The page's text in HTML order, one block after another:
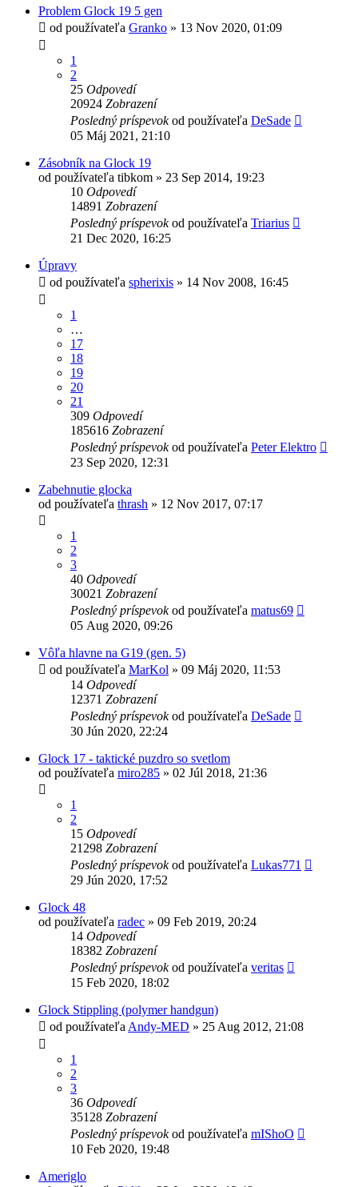
Problem Glock 19 5 gen
od používateľa Granko » 13 Nov 2020, 01:09
1
2
25 Odpovedí
20924 Zobrazení
Posledný príspevokod používateľa DeSade
05 Máj 2021, 21:10
Zásobník na Glock 19
od používateľa tibkom » 23 Sep 2014, 19:23
10 Odpovedí
14891 Zobrazení
Posledný príspevokod používateľa Triarius
21 Dec 2020, 16:25
Úpravy
od používateľa spherixis » 14 Nov 2008, 16:45
1
…
17
18
19
20
21
309 Odpovedí
185616 Zobrazení
Posledný príspevokod používateľa Peter Elektro
23 Sep 2020, 12:31
Zabehnutie glocka
od používateľa thrash » 12 Nov 2017, 07:17
1
2
3
40 Odpovedí
30021 Zobrazení
Posledný príspevokod používateľa matus69
05 Aug 2020, 09:26
Vôľa hlavne na G19 (gen. 5)
od používateľa MarKol » 09 Máj 2020, 11:53
14 Odpovedí
12371 Zobrazení
Posledný príspevokod používateľa DeSade
30 Jún 2020, 22:24
Glock 17 - taktické puzdro so svetlom
od používateľa miro285 » 02 Júl 2018, 21:36
1
2
15 Odpovedí
21298 Zobrazení
Posledný príspevokod používateľa Lukas771
29 Jún 2020, 17:52
Glock 48
od používateľa radec » 09 Feb 2019, 20:24
14 Odpovedí
18382 Zobrazení
Posledný príspevokod používateľa veritas
15 Feb 2020, 18:02
Glock Stippling (polymer handgun)
od používateľa Andy-MED » 25 Aug 2012, 21:08
1
2
3
36 Odpovedí
35128 Zobrazení
Posledný príspevokod používateľa mIShoO
10 Feb 2020, 19:48
Ameriglo